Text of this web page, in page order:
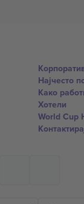
Најчесто
Како
Хотели
World Cup